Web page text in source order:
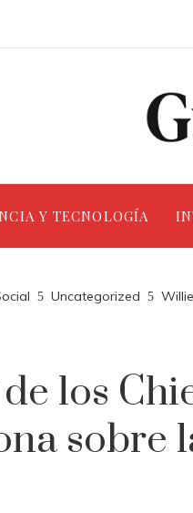
Y TECNOLOGÍA
Uncategorized
los
sobre